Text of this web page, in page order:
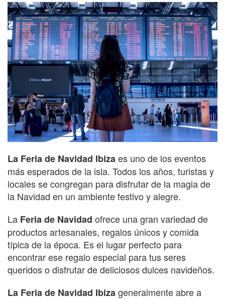
La Feria de Navidad Ibizaes uno de los eventos
más esperados de la isla. Todos los años, turistas y
locales se congregan para disfrutar de la magia de
la Navidad en un ambiente festivo y alegre.
La Feria de Navidad ofrece una gran variedad de
productos artesanales, regalos únicos y comida
típica de la época. Es el lugar perfecto para
encontrar ese regalo especial para tus seres
queridos o disfrutar de deliciosos dulces navideños.
La Feria de Navidad Ibizageneralmente abre a